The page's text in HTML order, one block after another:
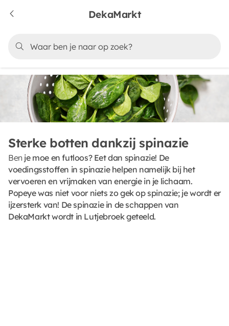
DekaMarkt
Sterke botten dankzij spinazie
Ben je moe en futloos? Eet dan spinazie! De
voedingsstoffen in spinazie helpen namelijk bij het
vervoeren en vrijmaken van energie in je lichaam.
Popeye was niet voor niets zo gek op spinazie; je wordt er
ijzersterk van! De spinazie in de schappen van
DekaMarkt wordt in Lutjebroek geteeld.